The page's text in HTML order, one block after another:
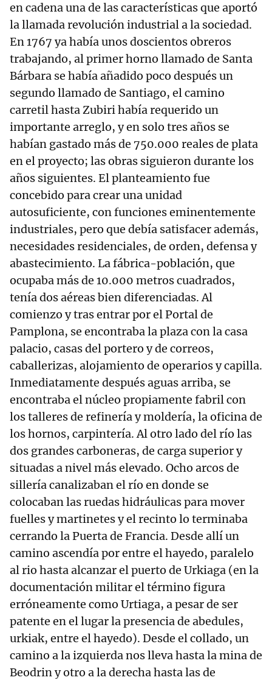
en cadena una de las características que aportó
la llamada revolución industrial a la sociedad.
En 1767 ya había unos doscientos obreros
trabajando, al primer horno llamado de Santa
Bárbara se había añadido poco después un
segundo llamado de Santiago, el camino
carretil hasta Zubiri había requerido un
importante arreglo, y en solo tres años se
habían gastado más de 750.000 reales de plata
en el proyecto; las obras siguieron durante los
años siguientes. El planteamiento fue
concebido para crear una unidad
autosuficiente, con funciones eminentemente
industriales, pero que debía satisfacer además,
necesidades residenciales, de orden, defensa y
abastecimiento. La fábrica-población, que
ocupaba más de 10.000 metros cuadrados,
tenía dos aéreas bien diferenciadas. Al
comienzo y tras entrar por el Portal de
Pamplona, se encontraba la plaza con la casa
palacio, casas del portero y de correos,
caballerizas, alojamiento de operarios y capilla.
Inmediatamente después aguas arriba, se
encontraba el núcleo propiamente fabril con
los talleres de refinería y moldería, la oficina de
los hornos, carpintería. Al otro lado del río las
dos grandes carboneras, de carga superior y
situadas a nivel más elevado. Ocho arcos de
sillería canalizaban el río en donde se
colocaban las ruedas hidráulicas para mover
fuelles y martinetes y el recinto lo terminaba
cerrando la Puerta de Francia. Desde allí un
camino ascendía por entre el hayedo, paralelo
al rio hasta alcanzar el puerto de Urkiaga (en la
documentación militar el término figura
erróneamente como Urtiaga, a pesar de ser
patente en el lugar la presencia de abedules,
urkiak, entre el hayedo). Desde el collado, un
camino a la izquierda nos lleva hasta la mina de
Beodrin y otro a la derecha hasta las de